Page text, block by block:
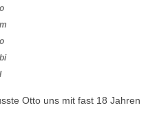
o
m
o
bi
l
Otto uns mit fast 18 Jahren